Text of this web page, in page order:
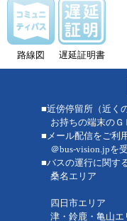
路線図 遅延証明書
■近傍停留所（近く
お持ちの端末のＧ
■メール配信をご利
＠bus-vision.jpを
■バスの運行に関す
桑名エリア
：八風
四日市エリア
津・鈴鹿・亀山